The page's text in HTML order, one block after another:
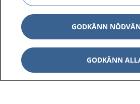
1177 på flera språk
Om 1177
Kontakt
GODKÄNN
GODKÄNN